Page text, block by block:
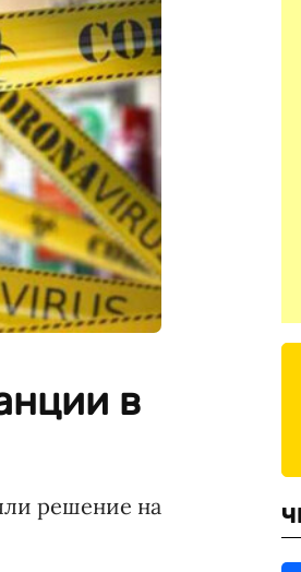
в
решение на